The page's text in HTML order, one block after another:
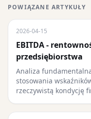
POWIĄZANE ARTYKUŁY
2026-04-15
EBITDA -
przedsiębiorstwa
Analiza
stosowania
rzeczywistą kondycję